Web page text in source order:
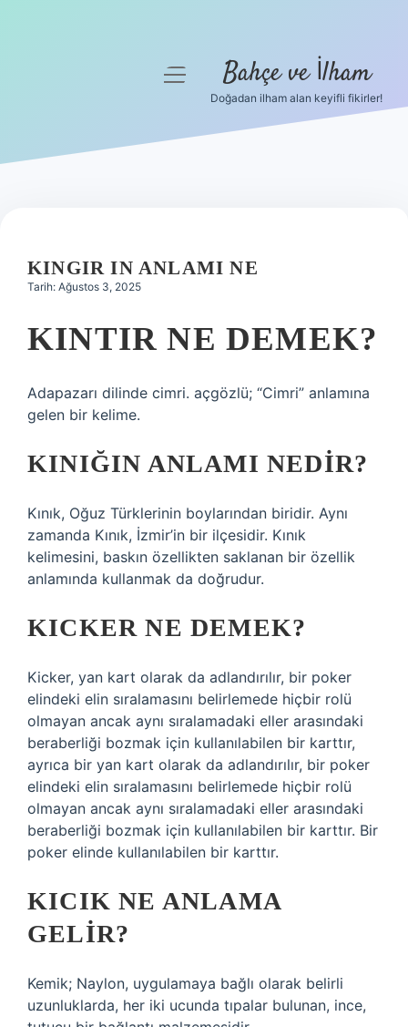
Hakkımızda
menüyü
Bahçe ve İlham
Doğadan ilham alan keyifli fikirler!
KINGIR IN ANLAMI NE
Tarih: Ağustos 3, 2025
KINTIR NE DEMEK?
Adapazarı dilinde cimri. açgözlü; “Cimri” anlamına
gelen bir kelime.
KINIĞIN ANLAMI NEDIR?
Kınık, Oğuz Türklerinin boylarından biridir. Aynı
zamanda Kınık, İzmir’in bir ilçesidir. Kınık
kelimesini, baskın özellikten saklanan bir özellik
anlamında kullanmak da doğrudur.
KICKER NE DEMEK?
Kicker, yan kart olarak da adlandırılır, bir poker
elindeki elin sıralamasını belirlemede hiçbir rolü
olmayan ancak aynı sıralamadaki eller arasındaki
beraberliği bozmak için kullanılabilen bir karttır,
ayrıca bir yan kart olarak da adlandırılır, bir poker
elindeki elin sıralamasını belirlemede hiçbir rolü
olmayan ancak aynı sıralamadaki eller arasındaki
beraberliği bozmak için kullanılabilen bir karttır. Bir
poker elinde kullanılabilen bir karttır.
KICIK NE ANLAMA
GELIR?
Kemik; Naylon, uygulamaya bağlı olarak belirli
uzunluklarda, her iki ucunda tıpalar bulunan, ince,